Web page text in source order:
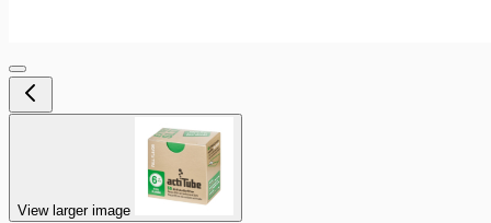
View larger image